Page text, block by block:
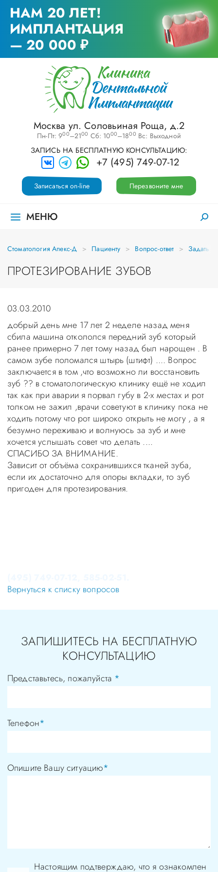
НАМ 20 ЛЕТ!
ИМПЛАНТАЦИЯ
— 20 000 ₽
Москва ул. Соловьиная Роща, д.2
Пн-Пт: 900–2100 Сб: 1000–1800 Вс: Выходной
ЗАПИСЬ НА БЕСПЛАТНУЮ КОНСУЛЬТАЦИЮ:
+7 (495) 749-07-12
Перезвоните мне
Записаться on-line
МЕНЮ
Стоматология Апекс-Д Пациенту Вопрос-ответ Задать
ПРОТЕЗИРОВАНИЕ ЗУБОВ
03.03.2010
добрый день мне 17 лет 2 неделе назад меня
сбила машина откололся передний зуб который
ранее примерно 7 лет тому назад был нарощен . В
самом зубе поломался штырь (штифт) .... Вопрос
заключается в том ,что возможно ли восстановить
зуб ?? в стоматологическую клинику ещё не ходил
так как при аварии я порвал губу в 2-х местах и рот
толком не зажил ,врачи советуют в клинику пока не
ходить потому что рот широко открыть не могу , а я
безумно переживаю и волнуюсь за зуб и мне
хочется услышать совет что делать ....
СПАСИБО ЗА ВНИМАНИЕ.
Зависит от объёма сохранившихся тканей зуба,
если их достаточно для опоры вкладки, то зуб
пригоден для протезирования.
Вернуться к списку вопросов
ЗАПИШИТЕСЬ НА БЕСПЛАТНУЮ
КОНСУЛЬТАЦИЮ
Представьтесь, пожалуйста *
Телефон*
Опишите Вашу ситуацию*
Настоящим подтверждаю, что я ознакомлен